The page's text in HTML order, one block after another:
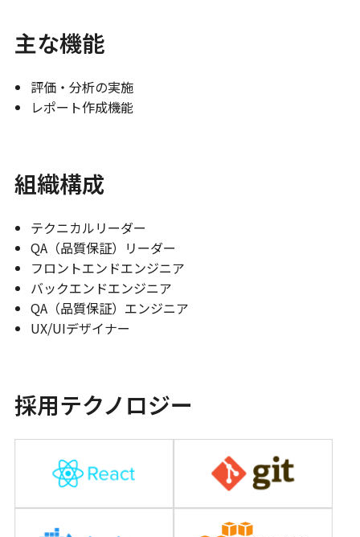
主な機能
評価・分析の実施
レポート作成機能
組織構成
テクニカルリーダー
QA（品質保証）リーダー
フロントエンドエンジニア
バックエンドエンジニア
QA（品質保証）エンジニア
UX/UIデザイナー
採用テクノロジー